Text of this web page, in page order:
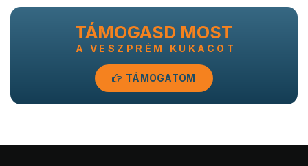
TÁMOGASD MOST
A VESZPRÉM KUKACOT
TÁMOGATOM